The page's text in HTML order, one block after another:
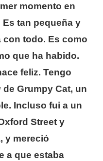
momento en
tan pequeña y
todo. Es como
que ha habido.
feliz. Tengo
de Grumpy Cat, un
Incluso fui a un
Street y
y mereció
a que estaba